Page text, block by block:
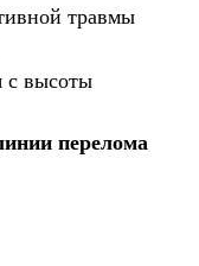
травмы
с высоты
перелома